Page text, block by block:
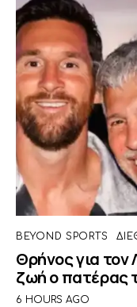
BEYOND SPORTS
Θρήνος για
ζωή ο πατέρας
6 HOURS AGO